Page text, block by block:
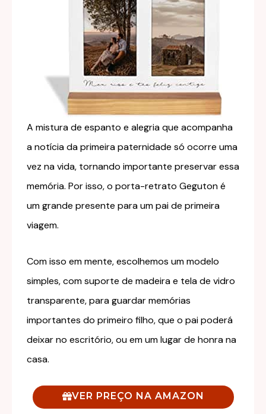
A mistura de espanto e alegria que acompanha
a notícia da primeira paternidade só ocorre uma
vez na vida, tornando importante preservar essa
memória. Por isso, o porta-retrato Geguton é
um grande presente para um pai de primeira
viagem.
Com isso em mente, escolhemos um modelo
simples, com suporte de madeira e tela de vidro
transparente, para guardar memórias
importantes do primeiro filho, que o pai poderá
deixar no escritório, ou em um lugar de honra na
casa.
VER PREÇO NA AMAZON